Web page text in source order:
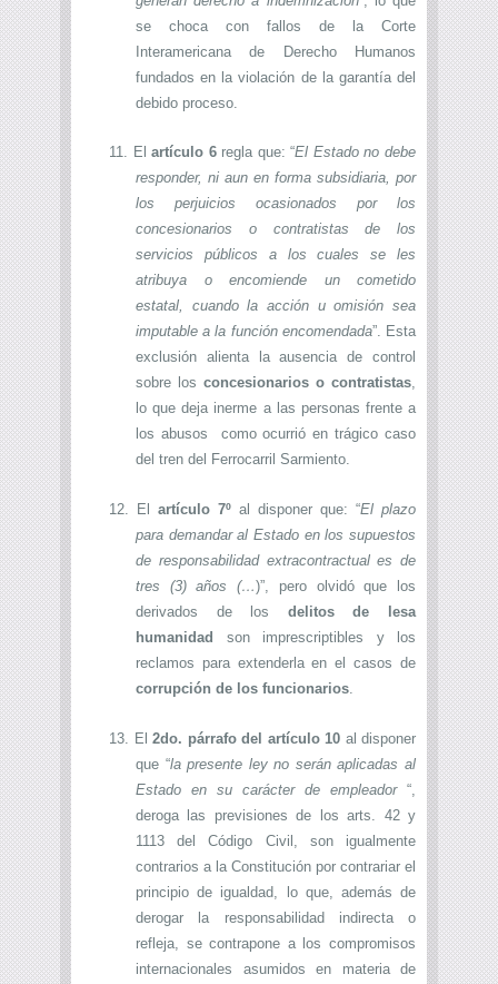
se choca con fallos de la Corte
Interamericana de Derecho Humanos
fundados en la violación de la garantía del
debido proceso.
11. Elartículo 6regla que: “El Estado no debe
responder, ni aun en forma subsidiaria, por
los perjuicios ocasionados por los
concesionarios o contratistas de los
servicios públicos a los cuales se les
atribuya o encomiende un cometido
estatal, cuando la acción u omisión sea
imputable a la función encomendada”. Esta
exclusión alienta la ausencia de control
sobre los concesionarios o contratistas,
lo que deja inerme a las personas frente a
los abusos como ocurrió en trágico caso
del tren del Ferrocarril Sarmiento.
12. El artículo 7º al disponer que: “El plazo
para demandar al Estado en los supuestos
de responsabilidad extracontractual es de
tres (3) años (…)”, pero olvidó que los
derivados de los delitos de lesa
humanidad son imprescriptibles y los
reclamos para extenderla en el casos de
corrupción de los funcionarios
13. El 2do. párrafo del artículo 10 al disponer
que “la presente ley no serán aplicadas al
Estado en su carácter de empleador“,
deroga las previsiones de los arts. 42 y
1113 del Código Civil, son igualmente
contrarios a la Constitución por contrariar el
principio de igualdad, lo que, además de
derogar la responsabilidad indirecta o
refleja, se contrapone a los compromisos
internacionales asumidos en materia de